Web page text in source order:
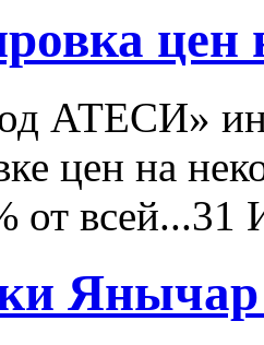
цен
АТЕСИ»
цен на
от всей...31
Янычар